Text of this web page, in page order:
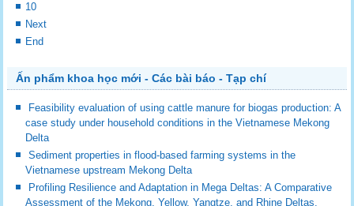
10
Next
End
Ấn phẩm khoa học mới - Các bài báo - Tạp chí
Feasibility evaluation of using cattle manure for biogas production: A
case study under household conditions in the Vietnamese Mekong
Delta
Sediment properties in flood-based farming systems in the
Vietnamese upstream Mekong Delta
Profiling Resilience and Adaptation in Mega Deltas: A Comparative
Assessment of the Mekong, Yellow, Yangtze, and Rhine Deltas.